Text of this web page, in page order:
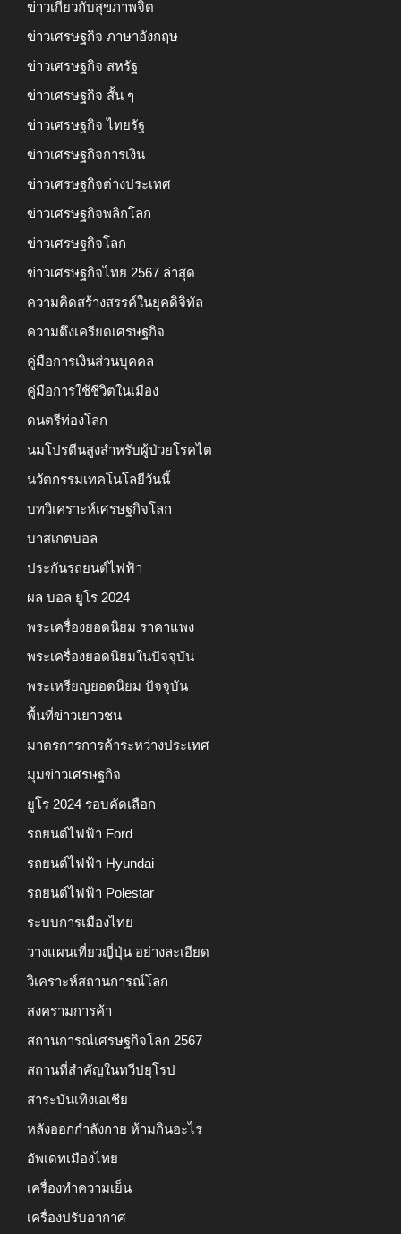
ข่าวเกี่ยวกับสุขภาพจิต
ข่าวเศรษฐกิจ ภาษาอังกฤษ
ข่าวเศรษฐกิจ สหรัฐ
ข่าวเศรษฐกิจ สั้น ๆ
ข่าวเศรษฐกิจ ไทยรัฐ
ข่าวเศรษฐกิจการเงิน
ข่าวเศรษฐกิจต่างประเทศ
ข่าวเศรษฐกิจพลิกโลก
ข่าวเศรษฐกิจโลก
ข่าวเศรษฐกิจไทย 2567 ล่าสุด
ความคิดสร้างสรรค์ในยุคดิจิทัล
ความตึงเครียดเศรษฐกิจ
คู่มือการเงินส่วนบุคคล
คู่มือการใช้ชีวิตในเมือง
ดนตรีท่องโลก
นมโปรตีนสูงสำหรับผู้ป่วยโรคไต
นวัตกรรมเทคโนโลยีวันนี้
บทวิเคราะห์เศรษฐกิจโลก
บาสเกตบอล
ประกันรถยนต์ไฟฟ้า
ผล บอล ยูโร 2024
พระเครื่องยอดนิยม ราคาแพง
พระเครื่องยอดนิยมในปัจจุบัน
พระเหรียญยอดนิยม ปัจจุบัน
พื้นที่ข่าวเยาวชน
มาตรการการค้าระหว่างประเทศ
มุมข่าวเศรษฐกิจ
ยูโร 2024 รอบคัดเลือก
รถยนต์ไฟฟ้า Ford
รถยนต์ไฟฟ้า Hyundai
รถยนต์ไฟฟ้า Polestar
ระบบการเมืองไทย
วางแผนเที่ยวญี่ปุ่น อย่างละเอียด
วิเคราะห์สถานการณ์โลก
สงครามการค้า
สถานการณ์เศรษฐกิจโลก 2567
สถานที่สำคัญในทวีปยุโรป
สาระบันเทิงเอเชีย
หลังออกกําลังกาย ห้ามกินอะไร
อัพเดทเมืองไทย
เครื่องทำความเย็น
เครื่องปรับอากาศ